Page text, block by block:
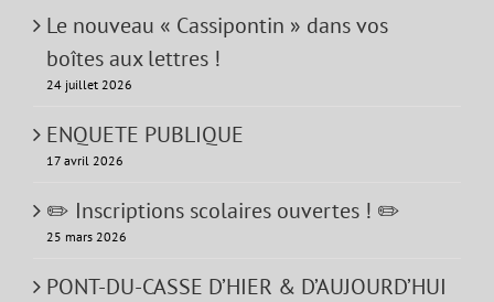
Le nouveau « Cassipontin » dans vos
boîtes aux lettres !
24 juillet 2026
ENQUETE PUBLIQUE
17 avril 2026
✏️ Inscriptions scolaires ouvertes ! ✏️
25 mars 2026
PONT-DU-CASSE D’HIER & D’AUJOURD’HUI